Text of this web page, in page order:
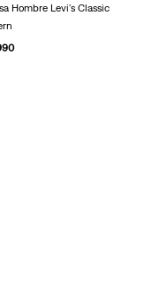
Hombre Levi's Classic